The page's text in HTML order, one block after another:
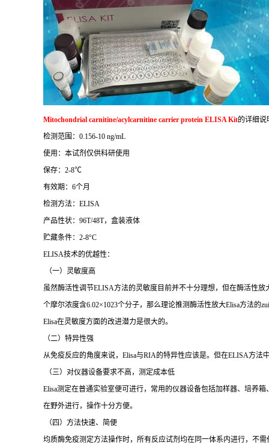
Mitochondrial carnitine/acylcarnitine carrier protein ELISA Kit的详细说
检测范围： 0.156-10 ng/mL
使用：本试剂仅供科研使用
保存： 2-8℃
有效期： 6个月
检测方法： ELISA
产品性状： 96T/48T，盒装液体
贮藏条件： 2-8°C
ELISA技术的优越性：
（一）灵敏度高
虽然酶活性调节ELISA方法的灵敏度目前并不十分理想，但在酶活性放
个摩尔浓度含6.02×1023个分子，那么理论推测酶活性放大Elisa方法的zui
Elisa在灵敏度方面的改进潜力是很大的。
（二）特异性强
从免疫反应的角度来说， Elisa与RIA的特异性应该是。但在ELISA方法
（三）对仪器设备要求不高，测定成本低
Elisa测定在普通实验室便可进行，常用的仪器设备包括加样器、培养
在野外进行，操作十分方便。
（四）方法快速、简便
均质酶免疫测定方法操作时，所有反应试剂均在同一体系内进行，不